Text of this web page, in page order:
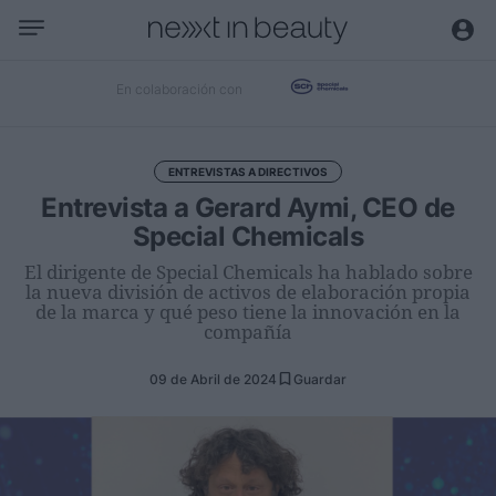
Nombramientos
Entrevistas a directivos
Tendencias
En colaboración con
ENTREVISTAS A DIRECTIVOS
Entrevista a Gerard Aymi, CEO de
Special Chemicals
El dirigente de Special Chemicals ha hablado sobre
la nueva división de activos de elaboración propia
de la marca y qué peso tiene la innovación en la
compañía
09 de Abril de 2024 Guardar